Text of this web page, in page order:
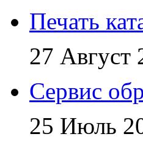
Печать
27 Август
Сервис
25 Июль